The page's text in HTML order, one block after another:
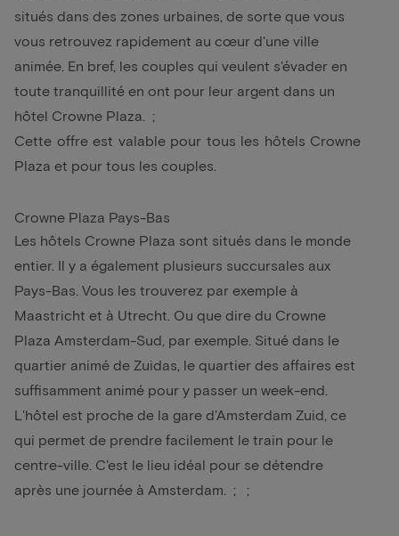
situés dans des zones urbaines, de sorte que vous
vous retrouvez rapidement au cœur d'une ville
animée. En bref, les couples qui veulent s'évader en
toute tranquillité en ont pour leur argent dans un
hôtel Crowne Plaza. ;
Cette offre est valable pour tous les hôtels Crowne
Plaza et pour tous les couples.
Crowne Plaza Pays-Bas
Les hôtels Crowne Plaza sont situés dans le monde
entier. Il y a également plusieurs succursales aux
Pays-Bas. Vous les trouverez par exemple à
Maastricht et à Utrecht. Ou que dire du Crowne
Plaza Amsterdam-Sud, par exemple. Situé dans le
quartier animé de Zuidas, le quartier des affaires est
suffisamment animé pour y passer un week-end.
L'hôtel est proche de la gare d'Amsterdam Zuid, ce
qui permet de prendre facilement le train pour le
centre-ville. C'est le lieu idéal pour se détendre
après une journée à Amsterdam. ; ;